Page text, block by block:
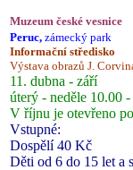
Muzeum české vesnice
Peruc, zámecký park
Informační středisko
Výstava obrazů J.
11. dubna - září
úterý - neděle 10.00
V říjnu je otevřeno
Vstupné:
Dospělí 40 Kč
Děti od 6 do 15 let a